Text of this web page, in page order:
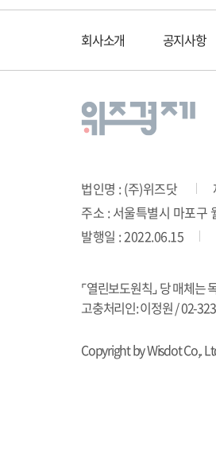
회사소개 공지사항
법인명 : (주)위즈닷
주소 : 서울특별시 마포구
발행일 : 2022.06.15
⌜열린보도원칙⌟ 당 매체는
고충처리인: 이정원 / 02-
Copyright by Wisdot Co,.